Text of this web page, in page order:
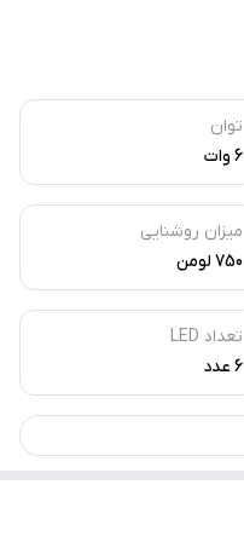
توان
6 وات
میزان روشنایی
750 لومن
تعداد LED
6 عدد